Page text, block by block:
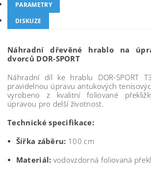
PARAMETRY
DISKUZE
Náhradní dřevěné hrablo na
dvorců DOR-SPORT
Náhradní díl ke hrablu DOR-SPORT
pravidelnou úpravu antukových
vyrobeno z kvalitní foliované
úpravou pro delší životnost.
Technické specifikace:
Šířka záběru: 100 cm
Materiál: vodovzdorná foliovaná